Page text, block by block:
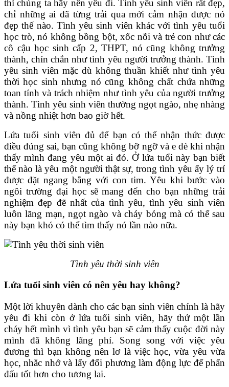
thì chúng ta hãy nên yêu đi. Tình yêu sinh viên rất đẹp,
chỉ những ai đã từng trải qua mới cảm nhận được nó
đẹp thế nào. Tình yêu sinh viên khác với tình yêu tuổi
học trò, nó không bồng bột, xốc nỗi và trẻ con như các
cô cậu học sinh cấp 2, THPT, nó cũng không trưởng
thành, chín chắn như tình yêu người trưởng thành. Tình
yêu sinh viên mặc dù không thuần khiết như tình yêu
thời học sinh nhưng nó cũng không chất chứa những
toan tính và trách nhiệm như tình yêu của người trưởng
thành. Tình yêu sinh viên thường ngọt ngào, nhẹ nhàng
và nồng nhiệt hơn bao giờ hết.
Lứa tuổi sinh viên đủ để bạn có thể nhận thức được
điều đúng sai, bạn cũng không bỡ ngỡ và e dè khi nhận
thấy mình đang yêu một ai đó. Ở lứa tuổi này bạn biết
thế nào là yêu một người thật sự, trong tình yêu ấy lý trí
được đặt ngang bằng với con tim. Yêu khi bước vào
ngôi trường đại học sẽ mang đến cho bạn những trải
nghiệm đẹp đẽ nhất của tình yêu, tình yêu sinh viên
luôn lãng mạn, ngọt ngào và cháy bỏng mà có thể sau
này bạn khó có thể tìm thấy nó lần nào nữa.
Tình yêu thời sinh viên
Lứa tuổi sinh viên có nên yêu hay không?
Một lời khuyên dành cho các bạn sinh viên chính là hãy
yêu đi khi còn ở lứa tuổi sinh viên, hãy thử một lần
cháy hết mình vì tình yêu bạn sẽ cảm thấy cuộc đời này
mình đã không lãng phí. Song song với việc yêu
đương thì bạn không nên lơ là việc học, vừa yêu vừa
học, nhắc nhở và lấy đối phương làm động lực để phấn
đấu tốt hơn cho tương lai.